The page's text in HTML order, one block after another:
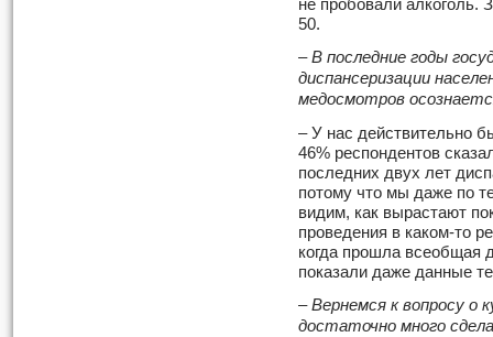
не пробовали алкоголь.
50.
– В последние годы
диспансеризации
медосмотров
– У нас действительно
46% респондентов
последних двух лет
потому что мы даже по
видим, как вырастают
проведения в каком-то
когда прошла всеобщая
показали даже данные
– Вернемся к вопросу о
достаточно много